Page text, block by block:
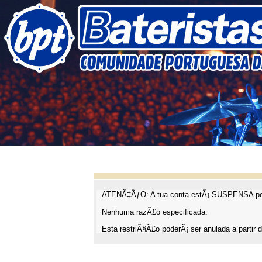
ATENÃ‡ÃƒO: A tua conta estÃ¡ SUSPENSA
Nenhuma razÃ£o especificada.
Esta restriÃ§Ã£o poderÃ¡ ser anulada a partir